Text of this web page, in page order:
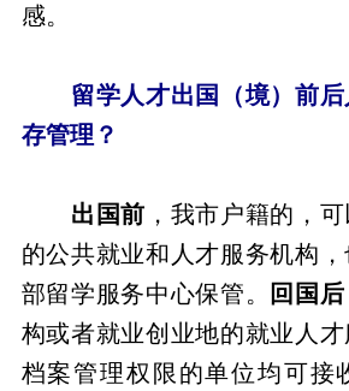
感。
留学人才出国（境）前后
存管理？
出国前 ，我市户籍的，
的公共就业和人才服务机构
部留学服务中心保管。
回国后
构或者就业创业地的就业人
档案管理权限的单位均可接